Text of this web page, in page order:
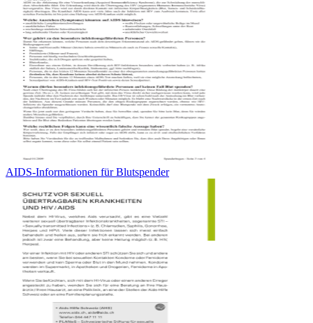
AIDS-Informationen für Blutspender